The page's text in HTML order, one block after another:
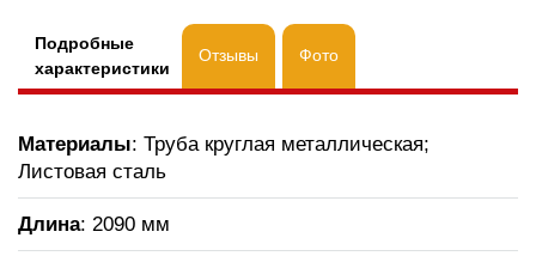
Подробные
характеристики
Отзывы Фото
Материалы: Труба круглая металлическая;
Листовая сталь
Длина: 2090 мм